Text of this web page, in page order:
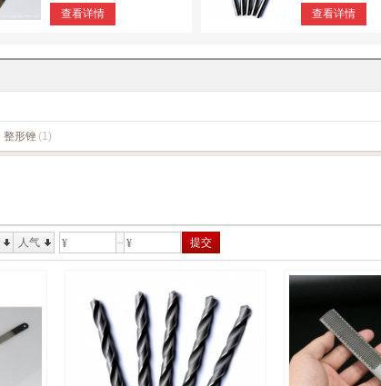
查看详情 查看详情
整形锉 (1)
人气 ¥ ¥ 提交